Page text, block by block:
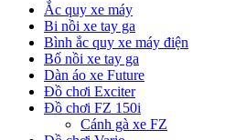
Ắc quy xe máy
Bi nồi xe tay ga
Bình ắc quy xe máy điện
Bố nồi xe tay ga
Dàn áo xe Future
Đồ chơi Exciter
Đồ chơi FZ 150i
Cánh gà xe FZ